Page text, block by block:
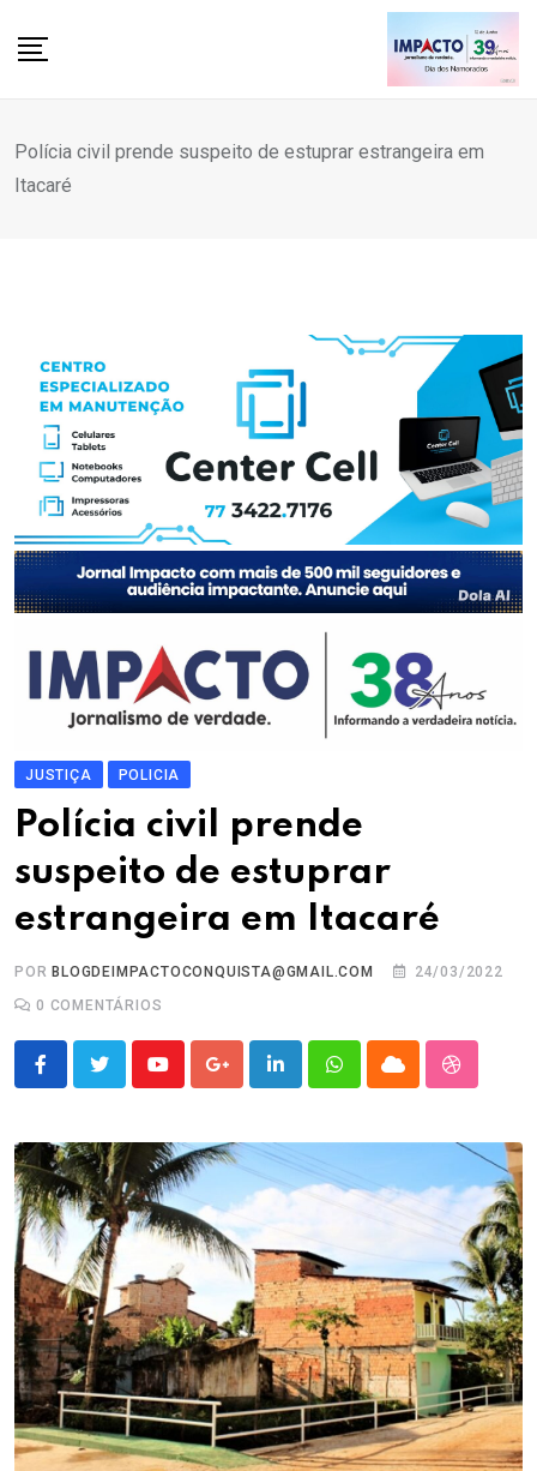
Polícia civil prende suspeito de estuprar estrangeira em
Itacaré
JUSTIÇA POLICIA
Polícia civil prende
suspeito de estuprar
estrangeira em Itacaré
POR BLOGDEIMPACTOCONQUISTA@GMAIL.COM
24/03/2022
0 COMENTÁRIOS
YoutubeGoogle+LinkedInWhatsappCloud